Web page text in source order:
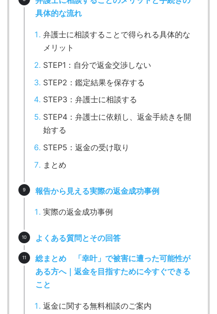
具体的な流れ
弁護士に相談することで得られる具体的な
メリット
STEP1：自分で返金交渉しない
STEP2：鑑定結果を保存する
STEP3：弁護士に相談する
STEP4：弁護士に依頼し、返金手続きを開
始する
STEP5：返金の受け取り
まとめ
報告から見える実際の返金成功事例
実際の返金成功事例
よくある質問とその回答
総まとめ 「幸叶」で被害に遭った可能性が
ある方へ｜返金を目指すために今すぐできる
こと
返金に関する無料相談のご案内